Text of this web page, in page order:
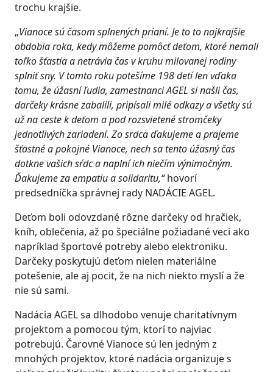
trochu krajšie.
„Vianoce sú časom splnených prianí. Je to to najkrajšie
obdobia roka, kedy môžeme pomôcť deťom, ktoré nemali
toľko šťastia a netrávia čas v kruhu milovanej rodiny
splniť sny. V tomto roku potešíme 198 detí len vďaka
tomu, že úžasní ľudia, zamestnanci AGEL si našli čas,
darčeky krásne zabalili, pripísali milé odkazy a všetky sú
už na ceste k deťom a pod rozsvietené stromčeky
jednotlivých zariadení. Zo srdca ďakujeme a prajeme
šťastné a pokojné Vianoce, nech sa tento úžasný čas
dotkne vašich sŕdc a naplní ich niečím výnimočným.
Ďakujeme za empatiu a solidaritu,“hovorí
predsedníčka správnej rady NADÁCIE AGEL.
Deťom boli odovzdané rôzne darčeky od hračiek,
kníh, oblečenia, až po špeciálne požiadané veci ako
napríklad športové potreby alebo elektroniku.
Darčeky poskytujú deťom nielen materiálne
potešenie, ale aj pocit, že na nich niekto myslí a že
nie sú sami.
Nadácia AGEL sa dlhodobo venuje charitatívnym
projektom a pomocou tým, ktorí to najviac
potrebujú. Čarovné Vianoce sú len jedným z
mnohých projektov, ktoré nadácia organizuje s